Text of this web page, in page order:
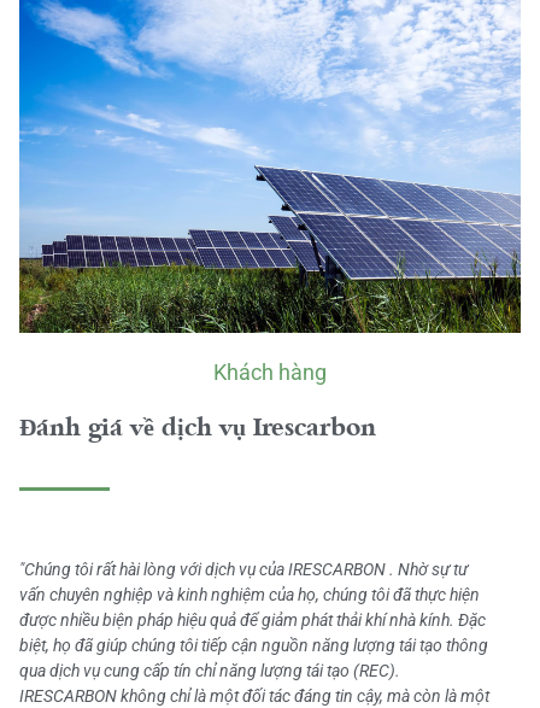
Khách hàng
Đánh giá về dịch vụ Irescarbon
"Chúng tôi rất hài lòng với dịch vụ của IRESCARBON . Nhờ sự tư
vấn chuyên nghiệp và kinh nghiệm của họ, chúng tôi đã thực hiện
được nhiều biện pháp hiệu quả để giảm phát thải khí nhà kính. Đặc
biệt, họ đã giúp chúng tôi tiếp cận nguồn năng lượng tái tạo thông
qua dịch vụ cung cấp tín chỉ năng lượng tái tạo (REC).
IRESCARBON không chỉ là một đối tác đáng tin cậy, mà còn là một